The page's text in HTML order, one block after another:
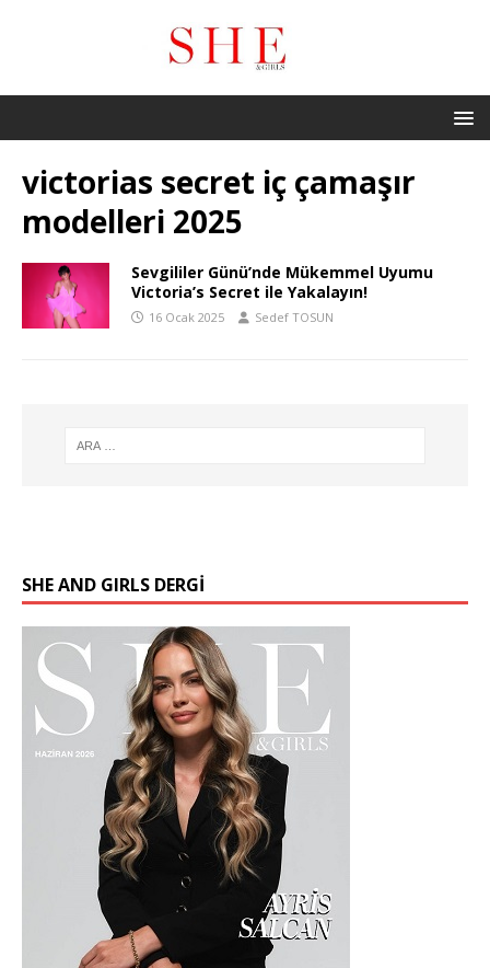
victorias secret iç çamaşır
modelleri 2025
Sevgililer Günü’nde Mükemmel Uyumu
Victoria’s Secret ile Yakalayın!
16 Ocak 2025 Sedef TOSUN
SHE AND GIRLS DERGİ